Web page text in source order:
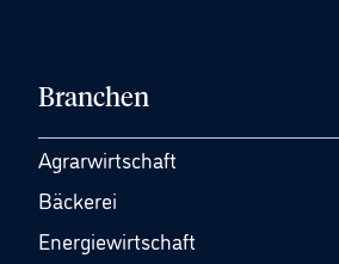
Branchen
Agrarwirtschaft
Bäckerei
Energiewirtschaft